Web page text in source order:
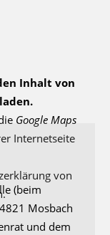
Inhalt von
Google Maps
Internetseite
von
(beim
Mosbach
und dem